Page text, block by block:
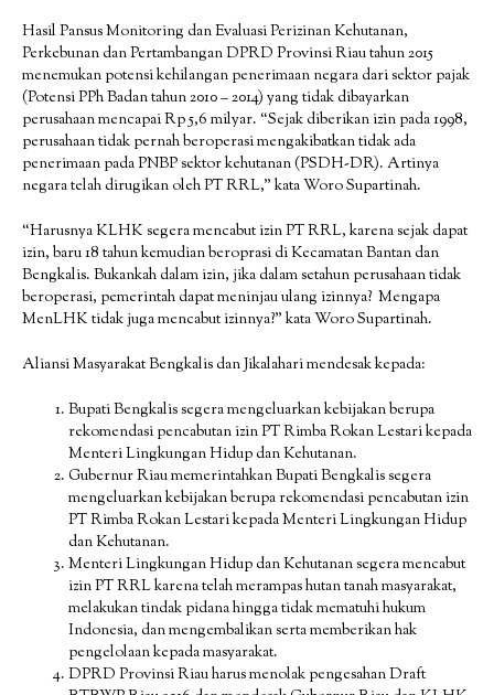
Hasil Pansus Monitoring dan Evaluasi Perizinan Kehutanan,
Perkebunan dan Pertambangan DPRD Provinsi Riau tahun 2015
menemukan potensi kehilangan penerimaan negara dari sektor pajak
(Potensi PPh Badan tahun 2010 – 2014) yang tidak dibayarkan
perusahaan mencapai Rp 5,6 milyar. “Sejak diberikan izin pada 1998,
perusahaan tidak pernah beroperasi mengakibatkan tidak ada
penerimaan pada PNBP sektor kehutanan (PSDH-DR). Artinya
negara telah dirugikan oleh PT RRL,” kata Woro Supartinah.
“Harusnya KLHK segera mencabut izin PT RRL, karena sejak dapat
izin, baru 18 tahun kemudian beroprasi di Kecamatan Bantan dan
Bengkalis. Bukankah dalam izin, jika dalam setahun perusahaan tidak
beroperasi, pemerintah dapat meninjau ulang izinnya? Mengapa
MenLHK tidak juga mencabut izinnya?” kata Woro Supartinah.
Aliansi Masyarakat Bengkalis dan Jikalahari mendesak kepada:
Bupati Bengkalis segera mengeluarkan kebijakan berupa
rekomendasi pencabutan izin PT Rimba Rokan Lestari kepada
Menteri Lingkungan Hidup dan Kehutanan.
Gubernur Riau memerintahkan Bupati Bengkalis segera
mengeluarkan kebijakan berupa rekomendasi pencabutan izin
PT Rimba Rokan Lestari kepada Menteri Lingkungan Hidup
dan Kehutanan.
Menteri Lingkungan Hidup dan Kehutanan segera mencabut
izin PT RRL karena telah merampas hutan tanah masyarakat,
melakukan tindak pidana hingga tidak mematuhi hukum
Indonesia, dan mengembalikan serta memberikan hak
pengelolaan kepada masyarakat.
DPRD Provinsi Riau harus menolak pengesahan Draft